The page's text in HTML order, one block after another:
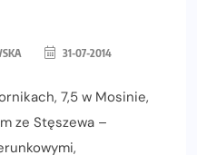
31-07-2014
7,5 w Mosinie,
ze Stęszewa –